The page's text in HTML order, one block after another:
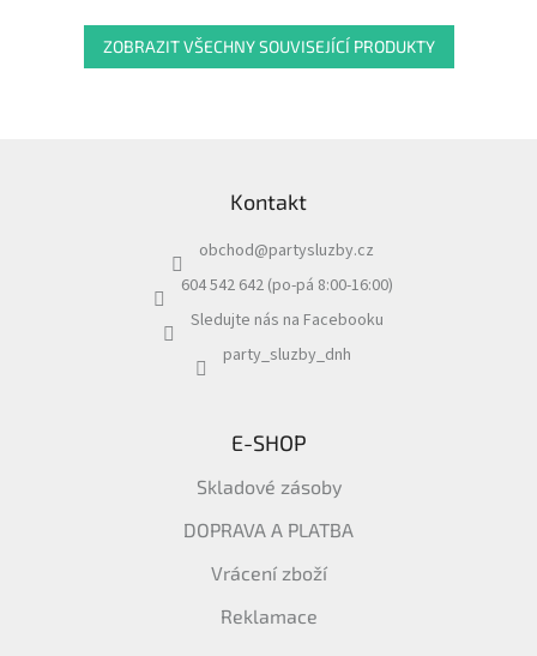
ZOBRAZIT VŠECHNY SOUVISEJÍCÍ PRODUKTY
Kontakt
obchod@partysluzby.cz
604 542 642 (po-pá 8:00-16:00)
Sledujte nás na Facebooku
party_sluzby_dnh
E-SHOP
Skladové zásoby
DOPRAVA A PLATBA
Vrácení zboží
Reklamace